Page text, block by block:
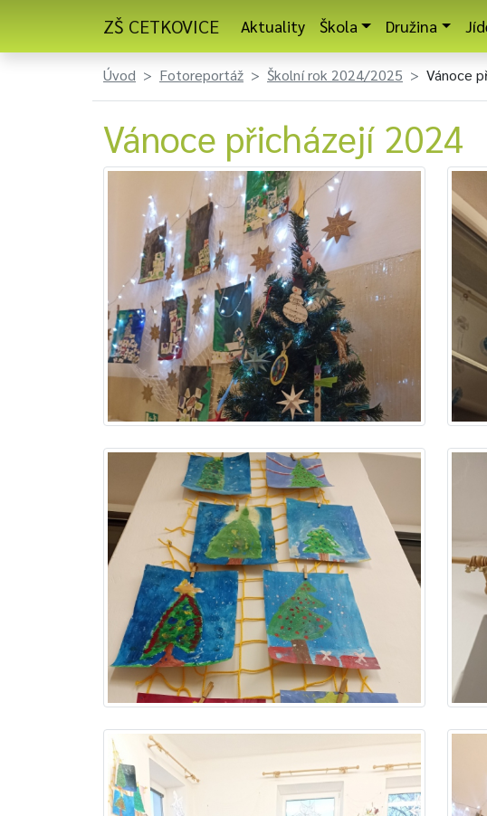
ZŠ CETKOVICE Aktuality Škola Družina
Úvod Fotoreportáž Školní rok 2024/2025 Vánoce
Vánoce přicházejí 2024